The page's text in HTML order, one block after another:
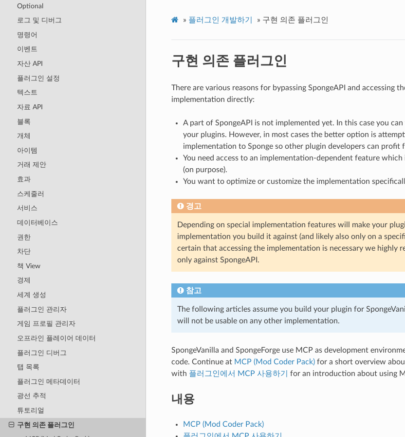
Optional
로그 및 디버그
명령어
이벤트
자산 API
플러그인 설정
텍스트
자료 API
블록
개체
아이템
거래 제안
효과
스케줄러
서비스
데이터베이스
권한
차단
책 View
경제
세계 생성
플러그인 관리자
게임 프로필 관리자
오프라인 플레이어 데이터
플러그인 디버그
탭 목록
플러그인 메타데이터
광선 추적
튜토리얼
구현 의존 플러그인
» 플러그인 개발하기 » 구현 의존 플러그인
구현 의존 플러그인
There are various reasons for bypassing SpongeAPI and accessing
implementation directly:
A part of SpongeAPI is not implemented yet. In this case you
your plugins. However, in most cases the better option is
implementation to Sponge so other plugin developers can profit
You need access to an implementation-dependent feature which
(on purpose).
You want to optimize or customize the implementation
경고
Depending on special implementation features will make your
implementation you build it against (and likely also only on a
certain that accessing the implementation is necessary we highly
only against SpongeAPI.
참고
The following articles assume you build your plugin for
will not be usable on any other implementation.
SpongeVanilla and SpongeForge use MCP as development
code. Continue at MCP (Mod Coder Pack)for a short overview
with 플러그인에서 MCP 사용하기 for an introduction about using
내용
MCP (Mod Coder Pack)